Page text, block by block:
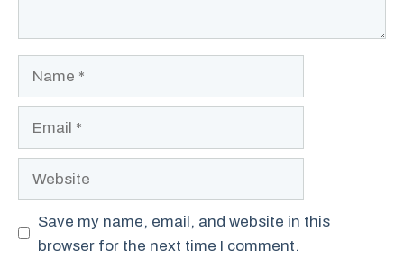
Save my name, email, and website in this
browser for the next time I comment.